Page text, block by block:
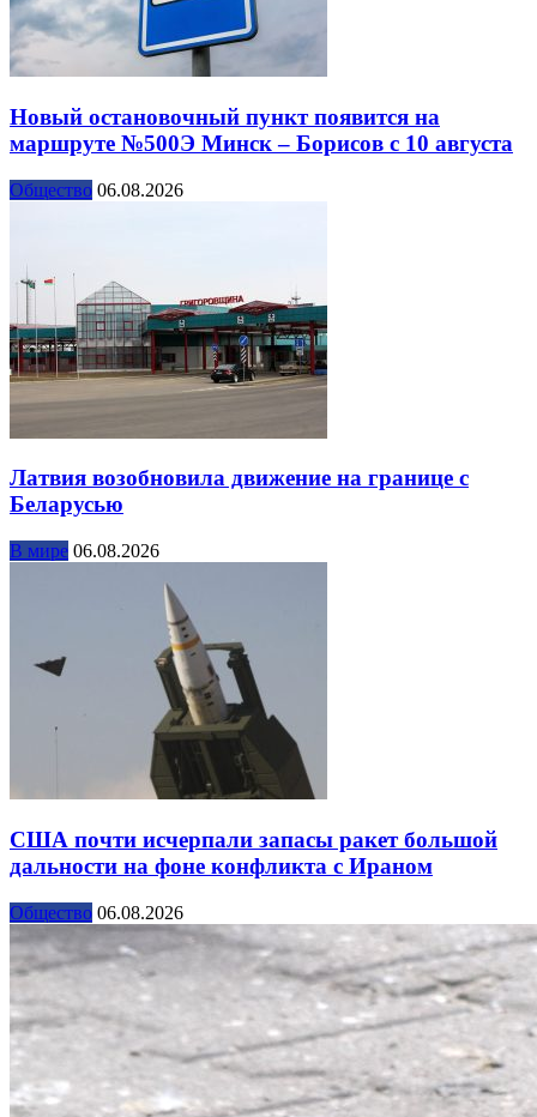
Новый остановочный пункт появится на
маршруте №500Э Минск – Борисов с 10 августа
Общество 06.08.2026
Латвия возобновила движение на границе с
Беларусью
В мире 06.08.2026
США почти исчерпали запасы ракет большой
дальности на фоне конфликта с Ираном
Общество 06.08.2026